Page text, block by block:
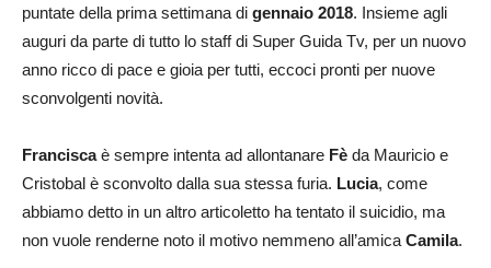
puntate della prima settimana di gennaio 2018. Insieme agli
auguri da parte di tutto lo staff di Super Guida Tv, per un nuovo
anno ricco di pace e gioia per tutti, eccoci pronti per nuove
sconvolgenti novità.
Franciscaè sempre intenta ad allontanare Fè da Mauricio e
Cristobal è sconvolto dalla sua stessa furia. Lucia, come
abbiamo detto in un altro articoletto ha tentato il suicidio, ma
non vuole renderne noto il motivo nemmeno all’amica Camila.